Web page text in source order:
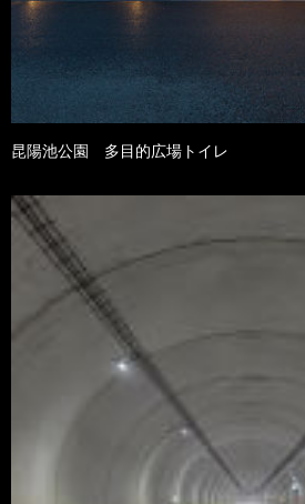
昆陽池公園 多目的広場トイレ